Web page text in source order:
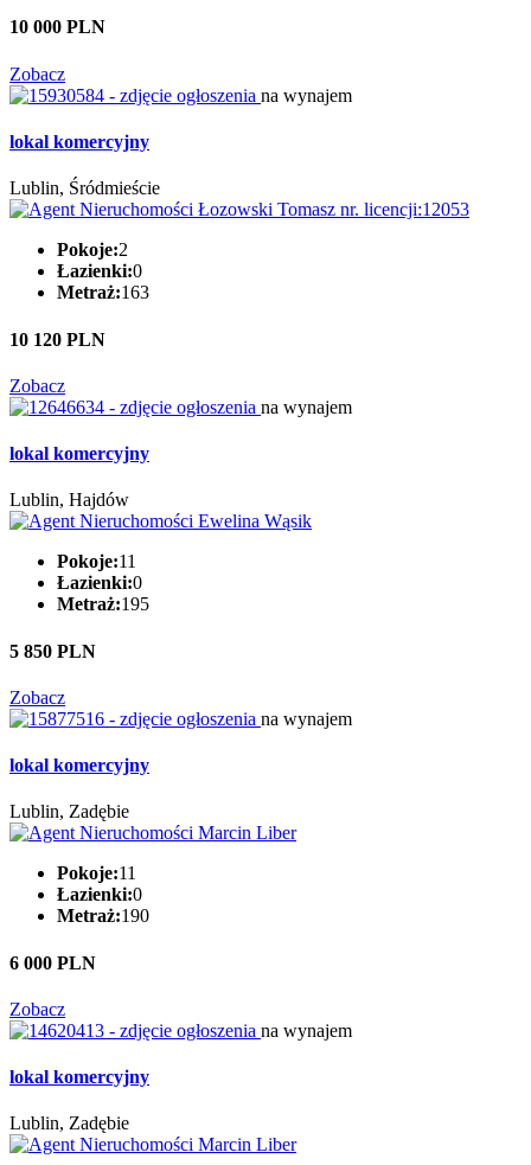
10 000 PLN
Zobacz
na wynajem
lokal komercyjny
Lublin, Śródmieście
Pokoje:2
Łazienki:0
Metraż:163
10 120 PLN
Zobacz
na wynajem
lokal komercyjny
Lublin, Hajdów
Pokoje:11
Łazienki:0
Metraż:195
5 850 PLN
Zobacz
na wynajem
lokal komercyjny
Lublin, Zadębie
Pokoje:11
Łazienki:0
Metraż:190
6 000 PLN
Zobacz
na wynajem
lokal komercyjny
Lublin, Zadębie